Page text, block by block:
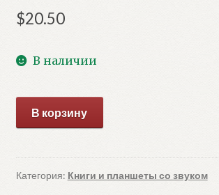
$20.50
В наличии
товара
В корзину
Категория: Книги и планшеты со звуком